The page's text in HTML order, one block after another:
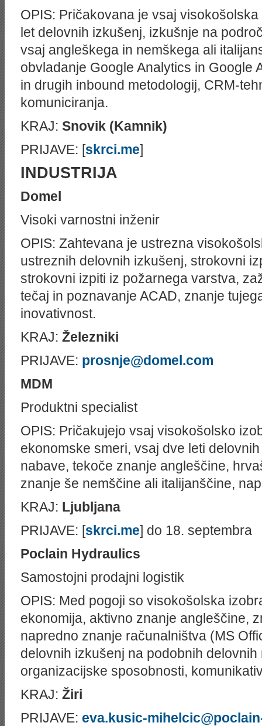
OPIS: Pričakovana je vsaj
let delovnih izkušenj, izkušnje na
vsaj angleškega in nemškega ali
obvladanje Google Analytics in Google
in drugih inbound metodologij, CRM-
komuniciranja.
KRAJ: Snovik (Kamnik)
PRIJAVE: [skrci.me]
INDUSTRIJA
Domel
Visoki varnostni inženir
OPIS: Zahtevana je ustrezna
ustreznih delovnih izkušenj, strokovni
strokovni izpiti iz požarnega varstva,
tečaj in poznavanje ACAD, znanje
inovativnost.
KRAJ: Železniki
PRIJAVE: prosnje@domel.com
MDM
Produktni specialist
OPIS: Pričakujejo vsaj visokošolsko
ekonomske smeri, vsaj dve leti
nabave, tekoče znanje angleščine,
znanje še nemščine ali italijanščine,
KRAJ: Ljubljana
PRIJAVE: [skrci.me] do 18. septembra
Poclain Hydraulics
Samostojni prodajni logistik
OPIS: Med pogoji so visokošolska
ekonomija, aktivno znanje angleščine,
napredno znanje računalništva (MS
delovnih izkušenj na podobnih delovnih
organizacijske sposobnosti,
KRAJ: Žiri
PRIJAVE: eva.kusic-